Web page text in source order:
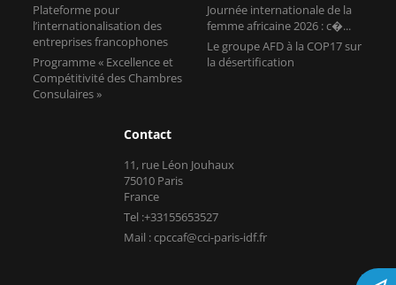
Plateforme pour
l’internationalisation des
entreprises francophones
Programme « Excellence et
Compétitivité des Chambres
Consulaires »
Journée internationale de la
femme africaine 2026 : c�...
Le groupe AFD à la COP17 sur
la désertification
Contact
11, rue Léon Jouhaux
75010 Paris
France
Tel :+33155653527
Mail : cpccaf@cci-paris-idf.fr